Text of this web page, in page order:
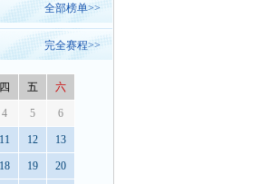
全部榜单>>
完全赛程>>
四 五 六
4 5 6
11 12 13
18 19 20